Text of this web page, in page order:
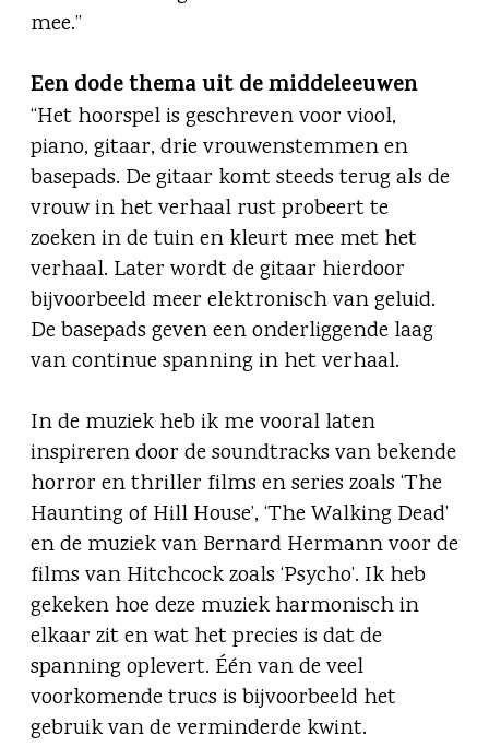
mee.”
Een dode thema uit de middeleeuwen
“Het hoorspel is geschreven voor viool,
piano, gitaar, drie vrouwenstemmen en
basepads. De gitaar komt steeds terug als de
vrouw in het verhaal rust probeert te
zoeken in de tuin en kleurt mee met het
verhaal. Later wordt de gitaar hierdoor
bijvoorbeeld meer elektronisch van geluid.
De basepads geven een onderliggende laag
van continue spanning in het verhaal.
In de muziek heb ik me vooral laten
inspireren door de soundtracks van bekende
horror en thriller films en series zoals ‘The
Haunting of Hill House’, ‘The Walking Dead’
en de muziek van Bernard Hermann voor de
films van Hitchcock zoals ‘Psycho’. Ik heb
gekeken hoe deze muziek harmonisch in
elkaar zit en wat het precies is dat de
spanning oplevert. Één van de veel
voorkomende trucs is bijvoorbeeld het
gebruik van de verminderde kwint.